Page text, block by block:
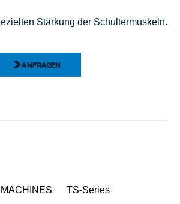
Stärkung der Schultermuskeln.
ANFRAGEN
TS-Series